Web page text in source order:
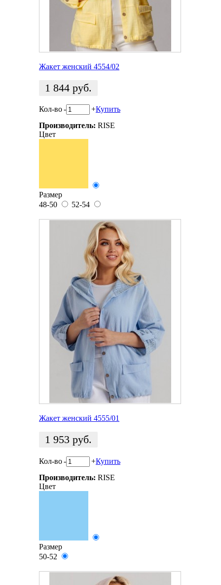
Жакет женский 4554/02
1 844 руб.
Кол-во- +Купить
Производитель: RISE
Цвет
Размер
48-50
52-54
Жакет женский 4555/01
1 953 руб.
Кол-во- +Купить
Производитель: RISE
Цвет
Размер
50-52